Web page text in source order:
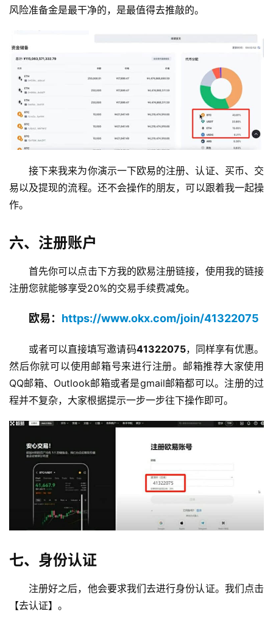
风险准备金是最干净的，是最值得去推敲的。
接下来我来为你演示一下欧易的注册、认证、买币、交
易以及提现的流程。还不会操作的朋友，可以跟着我一起操
作。
六、注册账户
首先你可以点击下方我的欧易注册链接，使用我的链接
注册您就能够享受20%的交易手续费减免。
欧易： https://www.okx.com/join/41322075
或者可以直接填写邀请码41322075，同样享有优惠。
然后你就可以使用邮箱号来进行注册。邮箱推荐大家使用
QQ邮箱、Outlook邮箱或者是gmail邮箱都可以。注册的过
程并不复杂，大家根据提示一步一步往下操作即可。
七、身份认证
注册好之后，他会要求我们去进行身份认证。我们点击
【去认证】。